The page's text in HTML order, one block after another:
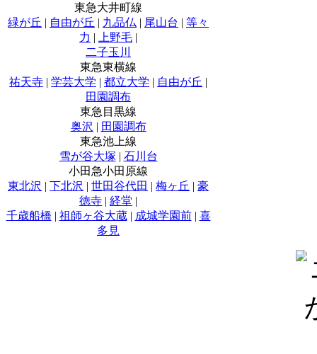
東急大井町線
緑が丘 | 自由が丘 | 九品仏 | 尾山台 | 等々
力 | 上野毛 |
二子玉川
東急東横線
祐天寺 | 学芸大学 | 都立大学 | 自由が丘 |
田園調布
東急目黒線
奥沢 | 田園調布
東急池上線
雪が谷大塚 | 石川台
小田急小田原線
東北沢 | 下北沢 | 世田谷代田 | 梅ヶ丘 | 豪
徳寺 | 経堂 |
千歳船橋 | 祖師ヶ谷大蔵| 成城学園前| 喜
多見